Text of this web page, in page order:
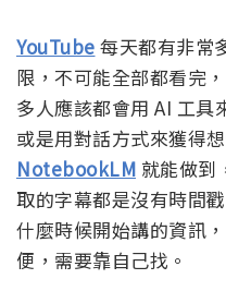
YouTube 每天都有非常
限，不可能全部都看完
多人應該都會用 AI 工具
或是用對話方式來獲得
NotebookLM 就能做
取的字幕都是沒有時間
什麼時候開始講的資訊
便，需要靠自己找。